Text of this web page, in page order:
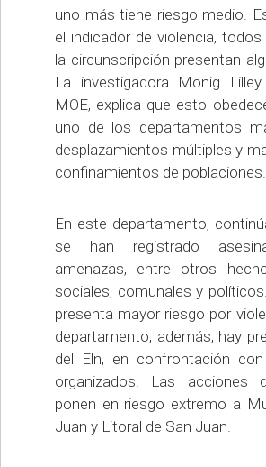
uno más tiene riesgo medio.
el indicador de violencia,
la circunscripción presentan
La investigadora Monig
MOE, explica que esto
uno de los departamentos
desplazamientos múltiples y
confinamientos de poblaciones.
En este departamento,
se han registrado
amenazas, entre otros
sociales, comunales y
presenta mayor riesgo por
departamento, además, hay
del Eln, en confrontación
organizados. Las acciones
ponen en riesgo extremo a
Juan y Litoral de San Juan.